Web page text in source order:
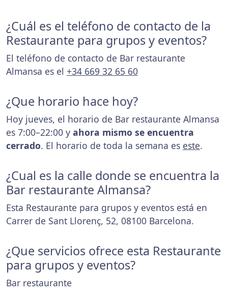
¿Cuál es el teléfono de contacto de la
Restaurante para grupos y eventos?
El teléfono de contacto de Bar restaurante
Almansa es el +34 669 32 65 60
¿Que horario hace hoy?
Hoy jueves, el horario de Bar restaurante Almansa
es 7:00–22:00 y ahora mismo se encuentra
cerrado. El horario de toda la semana es este.
¿Cual es la calle donde se encuentra la
Bar restaurante Almansa?
Esta Restaurante para grupos y eventos está en
Carrer de Sant Llorenç, 52, 08100 Barcelona.
¿Que servicios ofrece esta Restaurante
para grupos y eventos?
Bar restaurante